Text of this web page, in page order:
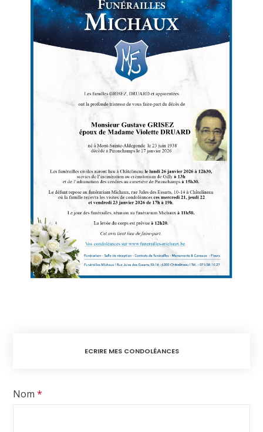
ECRIRE MES CONDOLÉANCES
Nom *